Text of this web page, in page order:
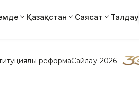
Қазақстан Саясат Талдау
реформаСайлау-2026